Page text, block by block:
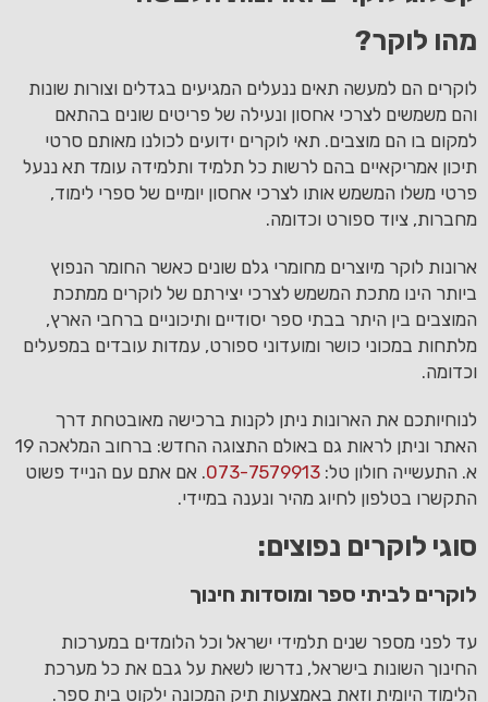
מהו לוקר?
לוקרים הם למעשה תאים ננעלים המגיעים בגדלים וצורות שונות
והם משמשים לצרכי אחסון ונעילה של פריטים שונים בהתאם
למקום בו הם מוצבים. תאי לוקרים ידועים לכולנו מאותם סרטי
תיכון אמריקאיים בהם לרשות כל תלמיד ותלמידה עומד תא ננעל
פרטי משלו המשמש אותו לצרכי אחסון יומיים של ספרי לימוד,
מחברות, ציוד ספורט וכדומה.
ארונות לוקר מיוצרים מחומרי גלם שונים כאשר החומר הנפוץ
ביותר הינו מתכת המשמש לצרכי יצירתם של לוקרים ממתכת
המוצבים בין היתר בבתי ספר יסודיים ותיכוניים ברחבי הארץ,
מלתחות במכוני כושר ומועדוני ספורט, עמדות עובדים במפעלים
וכדומה.
לנוחיותכם את הארונות ניתן לקנות ברכישה מאובטחת דרך
האתר וניתן לראות גם באולם התצוגה החדש: ברחוב המלאכה 19
א. התעשייה חולון טל: 073-7579913. אם אתם עם הנייד פשוט
התקשרו בטלפון לחיוג מהיר ונענה במיידי.
סוגי לוקרים נפוצים:
לוקרים לביתי ספר ומוסדות חינוך
עד לפני מספר שנים תלמידי ישראל וכל הלומדים במערכות
החינוך השונות בישראל, נדרשו לשאת על גבם את כל מערכת
הלימוד היומית וזאת באמצעות תיק המכונה ילקוט בית ספר.